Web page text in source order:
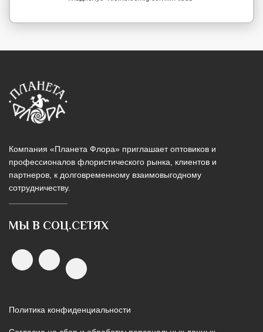
Компания «Планета Флора» приглашает оптовиков и
профессионалов флористического рынка, клиентов и
партнеров, к долговременному взаимовыгодному
сотрудничеству.
МЫ В СОЦ.СЕТЯХ
Политика конфиденциальности